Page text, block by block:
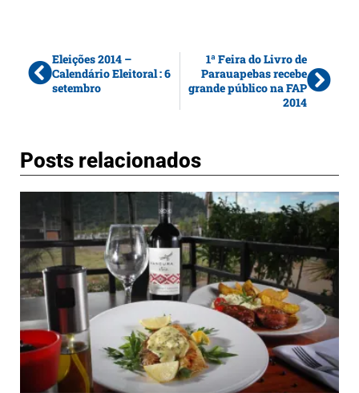
Eleições 2014 –
Calendário Eleitoral : 6
setembro
1ª Feira do Livro de
Parauapebas recebe
grande público na FAP
2014
Posts relacionados